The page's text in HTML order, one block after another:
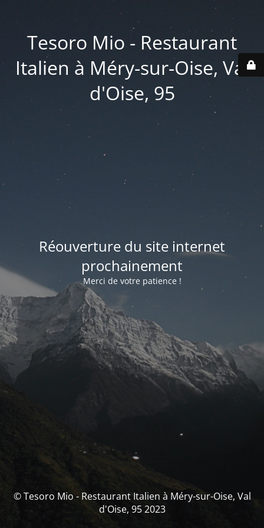
Tesoro Mio - Restaurant
Italien à Méry-sur-Oise, Val
d'Oise, 95
Réouverture du site internet
prochainement
Merci de votre patience !
© Tesoro Mio - Restaurant Italien à Méry-sur-Oise, Val
d'Oise, 95 2023